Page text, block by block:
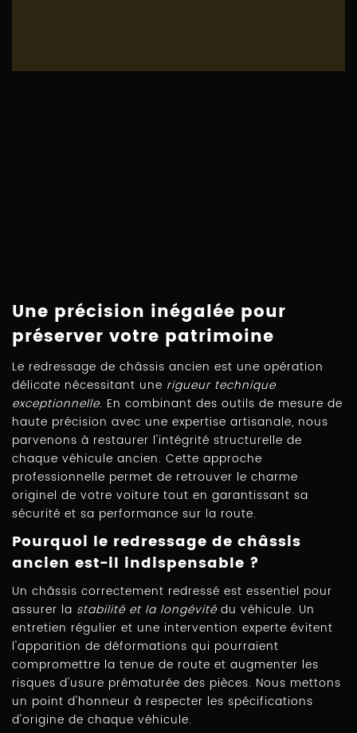
Une précision inégalée pour
préserver votre patrimoine
Le redressage de châssis ancien est une opération
délicate nécessitant une rigueur technique
exceptionnelle. En combinant des outils de mesure de
haute précision avec une expertise artisanale, nous
parvenons à restaurer l'intégrité structurelle de
chaque véhicule ancien. Cette approche
professionnelle permet de retrouver le charme
originel de votre voiture tout en garantissant sa
sécurité et sa performance sur la route.
Pourquoi le redressage de châssis
ancien est-il indispensable ?
Un châssis correctement redressé est essentiel pour
assurer la stabilité et la longévité du véhicule. Un
entretien régulier et une intervention experte évitent
l'apparition de déformations qui pourraient
compromettre la tenue de route et augmenter les
risques d'usure prématurée des pièces. Nous mettons
un point d'honneur à respecter les spécifications
d'origine de chaque véhicule.